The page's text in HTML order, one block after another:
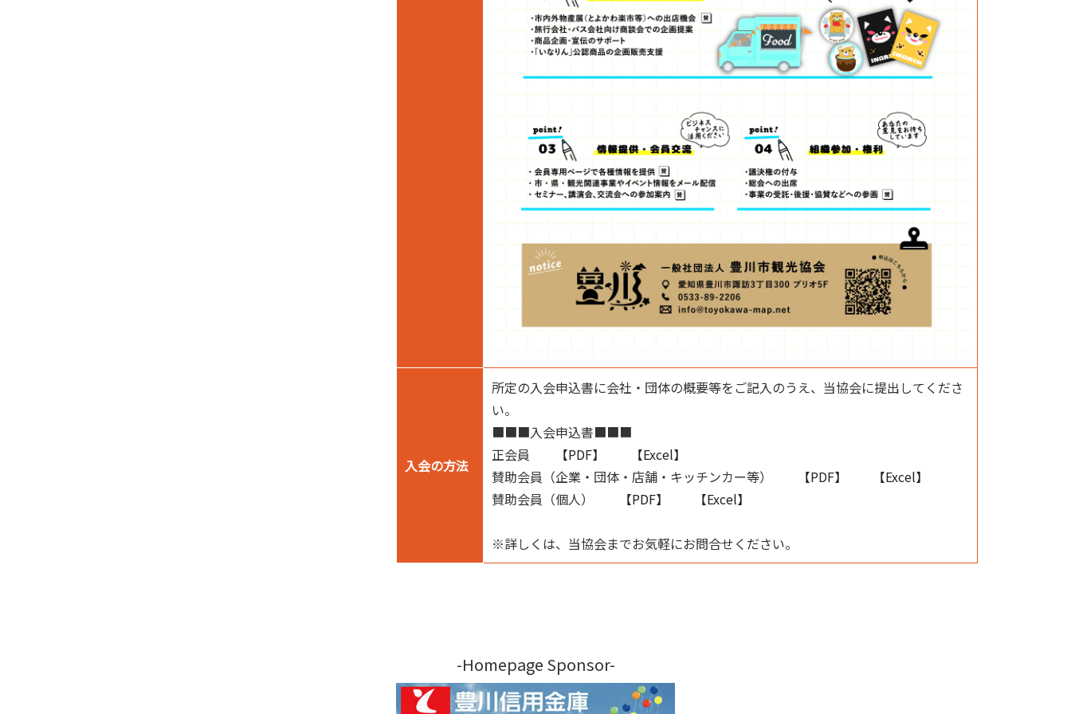
入会の方法
所定の入会申込書に会社・団体の概要等をご記入のうえ、当協会に提出してくださ
い。
■■■入会申込書■■■
正会員
【PDF】
【Excel】
賛助会員（企業・団体・店舗・キッチンカー等）
【PDF】
【Excel】
賛助会員（個人）
【PDF】 【Excel】
※詳しくは、当協会までお気軽にお問合せください。
-Homepage Sponsor-